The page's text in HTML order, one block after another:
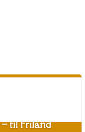
– til friland